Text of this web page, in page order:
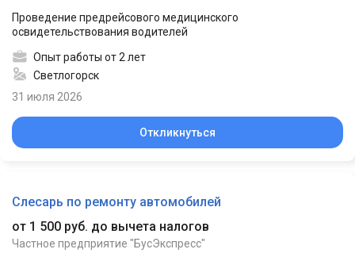
Проведение предрейсового медицинского
освидетельствования водителей
Опыт работы от 2 лет
Светлогорск
31 июля 2026
Откликнуться
Слесарь по ремонту автомобилей
от 1 500 руб. до вычета налогов
Частное предприятие "БусЭкспресс"